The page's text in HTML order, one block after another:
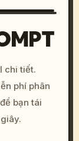
neon
6.0
chi tiết.
phí phân
bạn tái